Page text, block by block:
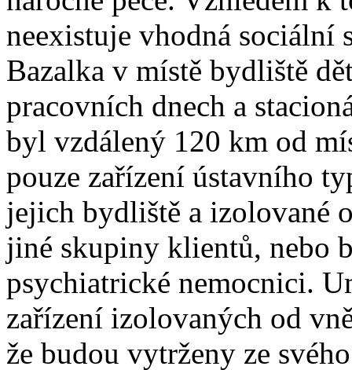
neexistuje vhodná sociální
Bazalka v místě bydliště
pracovních dnech a
byl vzdálený 120 km od
pouze zařízení ústavního
jejich bydliště a izolované
jiné skupiny klientů, nebo
psychiatrické nemocnici.
zařízení izolovaných od
že budou vytrženy ze